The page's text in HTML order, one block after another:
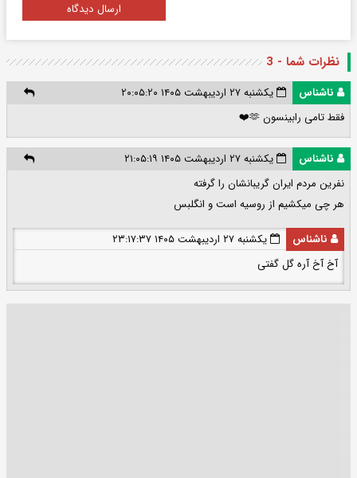
ارسال دیدگاه
نظرات شما - 3
ناشناس
یکشنبه ۲۷ اردیبهشت ۱۴۰۵ ۲۰:۰۵:۲۰
فقط تامی رابینسون 🫶❤️
ناشناس
یکشنبه ۲۷ اردیبهشت ۱۴۰۵ ۲۱:۰۵:۱۹
نفرین مردم ایران گریبانشان را گرفته
هر چی میکشیم از روسیه است و انگلبس
ناشناس
یکشنبه ۲۷ اردیبهشت ۱۴۰۵ ۲۳:۱۷:۳۷
آخ آخ آره گل گفتی